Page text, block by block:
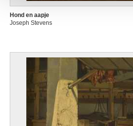
Hond en aapje
Joseph Stevens